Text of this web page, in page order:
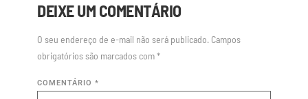
DEIXE UM COMENTÁRIO
O seu endereço de e-mail não será publicado. Campos
obrigatórios são marcados com*
COMENTÁRIO *